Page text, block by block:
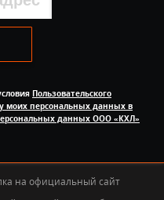
Пользовательского
моих персональных данных в
данных ООО «КХЛ»
на официальный сайт